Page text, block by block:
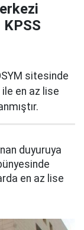
sitesinde
en az lise
duyuruya
en az lise